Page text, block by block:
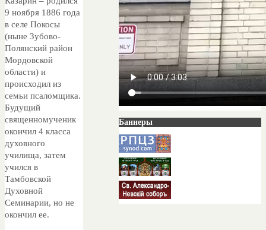
9 ноября 1886 года
в селе Покосы
(ныне Зубово-
Полянский район
Мордовской
области) и
происходил из
семьи псаломщика.
Будущий
священномученик
окончил 4 класса
духовного
училища, затем
учился в
Тамбовской
Духовной
Семинарии, но не
окончил ее.
Баннеры